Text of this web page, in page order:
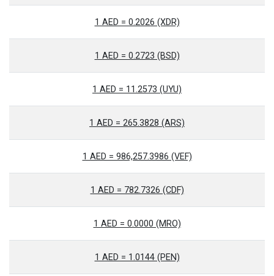
1 AED = 0.2026 (XDR)
1 AED = 0.2723 (BSD)
1 AED = 11.2573 (UYU)
1 AED = 265.3828 (ARS)
1 AED = 986,257.3986 (VEF)
1 AED = 782.7326 (CDF)
1 AED = 0.0000 (MRO)
1 AED = 1.0144 (PEN)